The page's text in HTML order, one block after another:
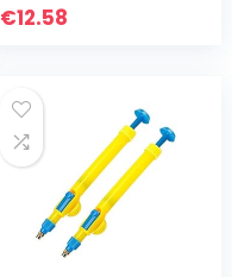
Sprinkler Garden
€12.58